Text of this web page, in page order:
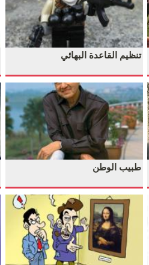
تنظيم القاعدة البهائي
طبيب الوطن